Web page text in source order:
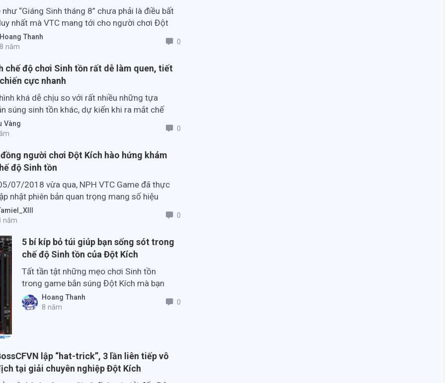
như “Giáng Sinh tháng 8” chưa phải là điều bất
nhất mà VTC mang tới cho người chơi Đột
bản quyền các nội dung ở Asiad 2018 chính
quà tuyệt vời nhất.
Hoang Thanh
năm
0
chế độ chơi Sinh tồn rất dễ làm quen, tiết
cực nhanh
khá dễ chịu so với rất nhiều những tựa
súng sinh tồn khác, dự kiến khi ra mắt chế
thu hút không nhỏ lượng người tiếp tục gắn
Kích lâu năm lẫn cả nhóm người chơi mới
Vàng
0
người chơi Đột Kích hào hứng khám
độ Sinh tồn
07/2018 vừa qua, NPH VTC Game đã thực
nhật phiên bản quan trọng mang số hiệu
game Đột Kích và chính thức đưa chế độ
thú vị đến tay game thủ Việt.
0
5 bí kíp bỏ túi giúp bạn sống sót trong
chế độ Sinh tồn của Đột Kích
Tất tần tật những mẹo chơi Sinh tồn
trong game bắn súng Đột Kích mà bạn
không nên bỏ qua.
Hoang Thanh
8 năm
0
lập “hat-trick”, 3 lần liên tiếp vô
tại giải chuyên nghiệp Đột Kích